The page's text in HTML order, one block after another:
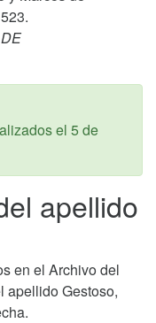
el 5 de
apellido
en el Archivo del
apellido Gestoso,